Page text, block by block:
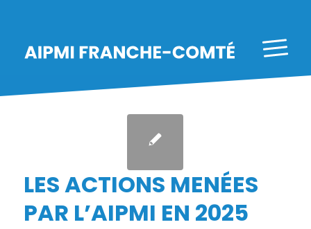
LES ACTIONS MENÉES
PAR L’AIPMI EN 2025